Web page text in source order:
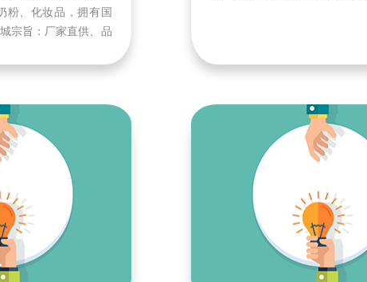
粉、化妆品，拥有国
宗旨：厂家直供、品